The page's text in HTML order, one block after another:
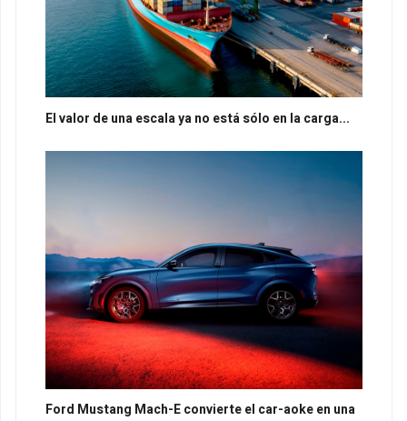
El valor de una escala ya no está sólo en la carga...
Ford Mustang Mach-E convierte el car-aoke en una